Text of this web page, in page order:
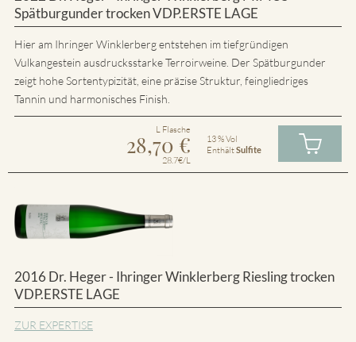
Spätburgunder trocken VDP.ERSTE LAGE
Hier am Ihringer Winklerberg entstehen im tiefgründigen
Vulkangestein ausdrucksstarke Terroirweine. Der Spätburgunder
zeigt hohe Sortentypizität, eine präzise Struktur, feingliedriges
Tannin und harmonisches Finish.
L Flasche
28,70 €
28.7€/L
13 % Vol
EnthältSulfite
2016 Dr. Heger - Ihringer Winklerberg Riesling trocken
VDP.ERSTE LAGE
ZUR EXPERTISE